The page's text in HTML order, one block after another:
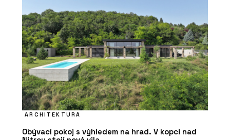
ARCHITEKTURA
Obývací pokoj s výhledem na hrad. V kopci nad